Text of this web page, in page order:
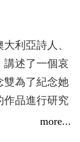
利亞詩人、
講述了一個哀
雙為了紀念她
作品進行研究
理成文。讀
more...